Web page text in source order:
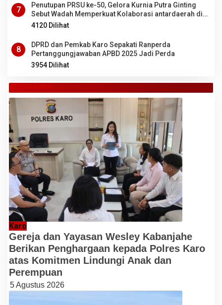
7
Penutupan PRSU ke-50, Gelora Kurnia Putra Ginting
Sebut Wadah Memperkuat Kolaborasi antardaerah di
Sumut
4120 Dilihat
8
DPRD dan Pemkab Karo Sepakati Ranperda
Pertanggungjawaban APBD 2025 Jadi Perda
3954 Dilihat
TANAH KARO
Karo
Gereja dan Yayasan Wesley Kabanjahe
Berikan Penghargaan kepada Polres Karo
atas Komitmen Lindungi Anak dan
Perempuan
5 Agustus 2026